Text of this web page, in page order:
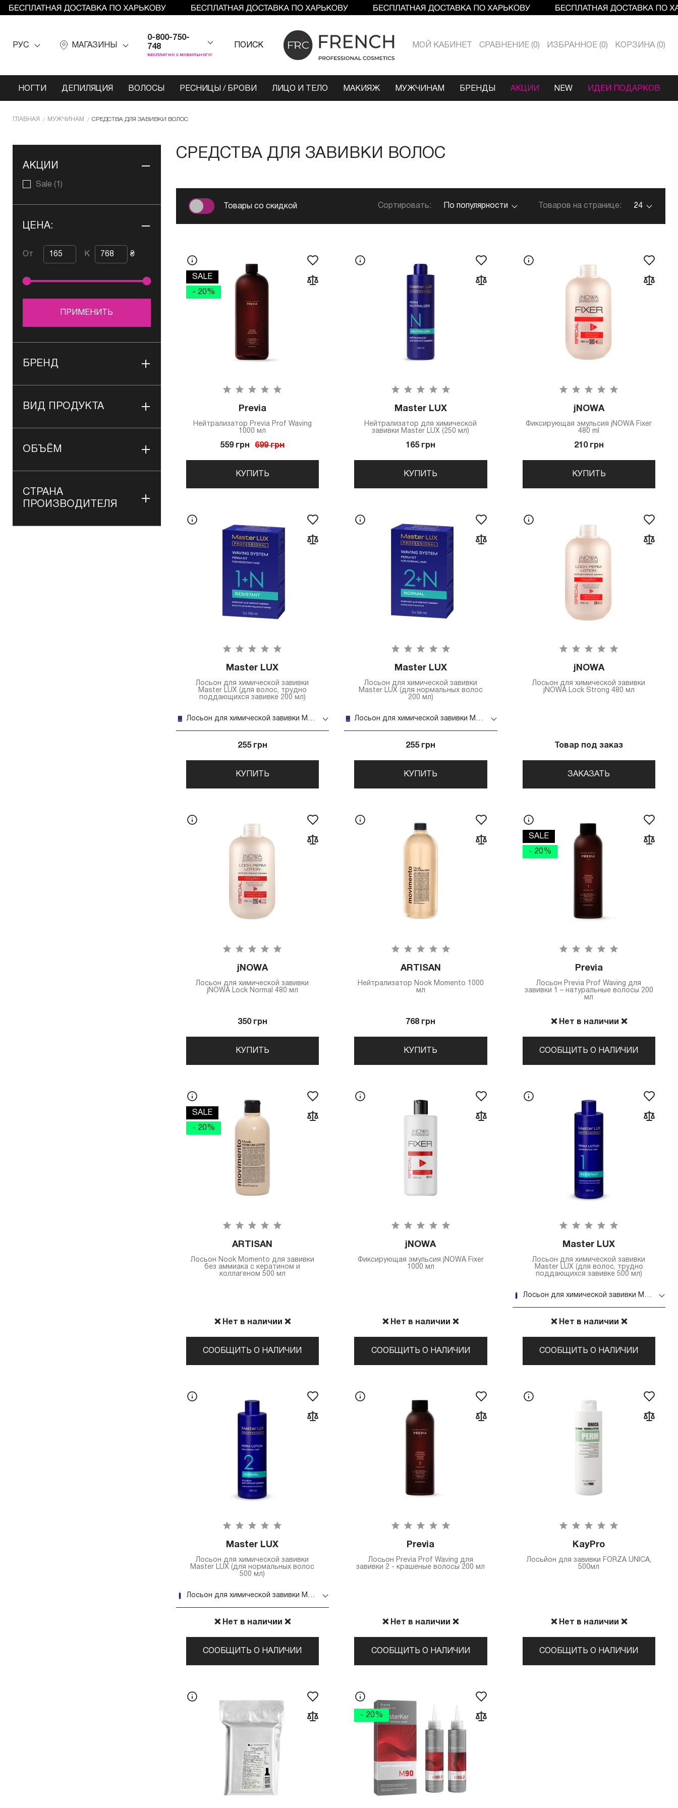
РУС МАГАЗИНЫ
0-800-750-
748
БЕСПЛАТНО С МОБИЛЬНОГО!
ПОИСК МОЙ КАБИНЕТ СРАВНЕНИЕ 0 ИЗБРАННОЕ 0 КОРЗИНА 0
НОГТИ ДЕПИЛЯЦИЯ ВОЛОСЫ РЕСНИЦЫ / БРОВИ ЛИЦО И ТЕЛО МАКИЯЖ МУЖЧИНАМ БРЕНДЫ АКЦИИ NEW ИДЕИ ПОДАРКОВ
ГЛАВНАЯ МУЖЧИНАМ СРЕДСТВА ДЛЯ ЗАВИВКИ ВОЛОС
АКЦИИ
Sale (1)
ЦЕНА:
От К ₴
ПРИМЕНИТЬ
БРЕНД
ВИД ПРОДУКТА
ОБЪЁМ
СТРАНА
ПРОИЗВОДИТЕЛЯ
СРЕДСТВА ДЛЯ ЗАВИВКИ ВОЛОС
Товары со скидкой Сортировать: По популярности Товаров на странице: 24
SALE
- 20%
Previa
Нейтрализатор Previa Prof Waving
1000 мл
559 грн 699 грн
КУПИТЬ
Master LUX
Нейтрализатор для химической
завивки Master LUX (250 мл)
165 грн
КУПИТЬ
jNOWA
Фиксирующая эмульсия jNOWA Fixer
480 ml
210 грн
КУПИТЬ
Master LUX
Лосьон для химической завивки
Master LUX (для волос, трудно
поддающихся завивке 200 мл)
Лосьон для химической завивки Master LUX (для волос, трудно поддающихся завивке 200 мл)
255 грн
КУПИТЬ
Master LUX
Лосьон для химической завивки
Master LUX (для нормальных волос
200 мл)
Лосьон для химической завивки Master LUX (для нормальных волос 200 мл)
255 грн
КУПИТЬ
jNOWA
Лосьон для химической завивки
jNOWA Lock Strong 480 мл
Товар под заказ
ЗАКАЗАТЬ
jNOWA
Лосьон для химической завивки
jNOWA Lock Normal 480 мл
350 грн
КУПИТЬ
ARTISAN
Нейтрализатор Nook Momento 1000
мл
768 грн
КУПИТЬ
SALE
- 20%
Previa
Лосьон Previa Prof Waving для
завивки 1 – натуральные волосы 200
мл
❌ Нет в наличии ❌
СООБЩИТЬ О НАЛИЧИИ
SALE
- 20%
ARTISAN
Лосьон Nook Momento для завивки
без аммиака с кератином и
коллагеном 500 мл
❌ Нет в наличии ❌
СООБЩИТЬ О НАЛИЧИИ
jNOWA
Фиксирующая эмульсия jNOWA Fixer
1000 мл
❌ Нет в наличии ❌
СООБЩИТЬ О НАЛИЧИИ
Master LUX
Лосьон для химической завивки
Master LUX (для волос, трудно
поддающихся завивке 500 мл)
Лосьон для химической завивки Master LUX (для волос, трудно поддающихся завивке 500 мл)
❌ Нет в наличии ❌
СООБЩИТЬ О НАЛИЧИИ
Master LUX
Лосьон для химической завивки
Master LUX (для нормальных волос
500 мл)
Лосьон для химической завивки Master LUX (для нормальных волос 500 мл)
❌ Нет в наличии ❌
СООБЩИТЬ О НАЛИЧИИ
Previa
Лосьон Previa Prof Waving для
завивки 2 - крашеные волосы 200 мл
❌ Нет в наличии ❌
СООБЩИТЬ О НАЛИЧИИ
KayPro
Лосьйон для завивки FORZA UNICA,
500мл
❌ Нет в наличии ❌
СООБЩИТЬ О НАЛИЧИИ
- 20%